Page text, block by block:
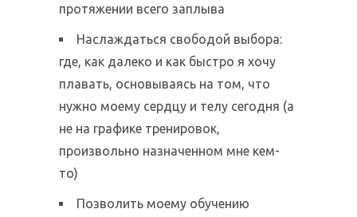
протяжении всего заплыва
Наслаждаться свободой выбора:
где, как далеко и как быстро я хочу
плавать, основываясь на том, что
нужно моему сердцу и телу сегодня (а
не на графике тренировок,
произвольно назначенном мне кем-
то)
Позволить моему обучению